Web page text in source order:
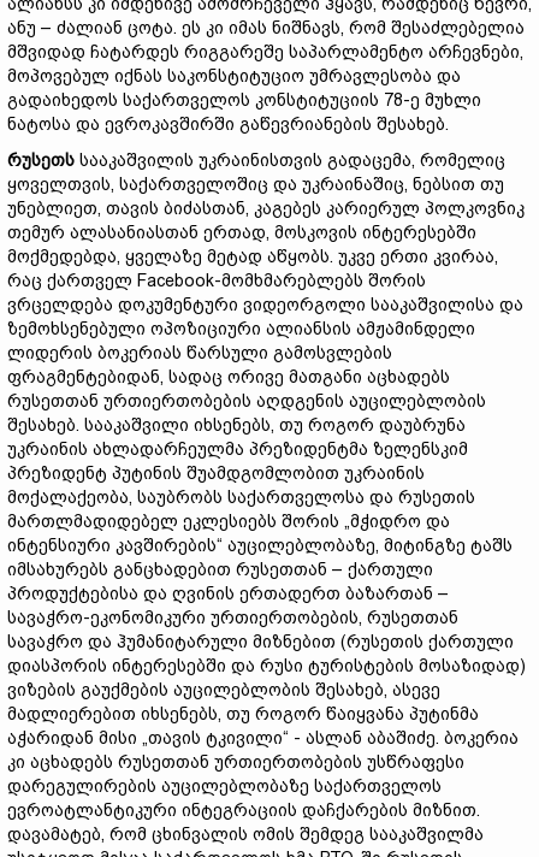
ანუ – ძალიან ცოტა. ეს კი იმას ნიშნავს, რომ შესაძლებელია
მშვიდად ჩატარდეს რიგგარეშე საპარლამენტო არჩევნები,
მოპოვებულ იქნას საკონსტიტუციო უმრავლესობა და
გადაიხედოს საქართველოს კონსტიტუციის 78-ე მუხლი
ნატოსა და ევროკავშირში გაწევრიანების შესახებ.
რუსეთს სააკაშვილის უკრაინისთვის გადაცემა, რომელიც
ყოველთვის, საქართველოშიც და უკრაინაშიც, ნებსით თუ
უნებლიეთ, თავის ბიძასთან, კაგებეს კარიერულ პოლკოვნიკ
თემურ ალასანიასთან ერთად, მოსკოვის ინტერესებში
მოქმედებდა, ყველაზე მეტად აწყობს. უკვე ერთი კვირაა,
რაც ქართველ Facebook-მომხმარებლებს შორის
ვრცელდება დოკუმენტური ვიდეორგოლი სააკაშვილისა და
ზემოხსენებული ოპოზიციური ალიანსის ამჟამინდელი
ლიდერის ბოკერიას წარსული გამოსვლების
ფრაგმენტებიდან, სადაც ორივე მათგანი აცხადებს
რუსეთთან ურთიერთობების აღდგენის აუცილებლობის
შესახებ. სააკაშვილი იხსენებს, თუ როგორ დაუბრუნა
უკრაინის ახლადარჩეულმა პრეზიდენტმა ზელენსკიმ
პრეზიდენტ პუტინის შუამდგომლობით უკრაინის
მოქალაქეობა, საუბრობს საქართველოსა და რუსეთის
მართლმადიდებელ ეკლესიებს შორის „მჭიდრო და
ინტენსიური კავშირების“ აუცილებლობაზე, მიტინგზე ტაშს
იმსახურებს განცხადებით რუსეთთან – ქართული
პროდუქტებისა და ღვინის ერთადერთ ბაზართან –
სავაჭრო-ეკონომიკური ურთიერთობების, რუსეთთან
სავაჭრო და ჰუმანიტარული მიზნებით (რუსეთის ქართული
დიასპორის ინტერესებში და რუსი ტურისტების მოსაზიდად)
ვიზების გაუქმების აუცილებლობის შესახებ, ასევე
მადლიერებით იხსენებს, თუ როგორ წაიყვანა პუტინმა
აჭარიდან მისი „თავის ტკივილი“ - ასლან აბაშიძე. ბოკერია
კი აცხადებს რუსეთთან ურთიერთობების უსწრაფესი
დარეგულირების აუცილებლობაზე საქართველოს
ევროატლანტიკური ინტეგრაციის დაჩქარების მიზნით.
დავამატებ, რომ ცხინვალის ომის შემდეგ სააკაშვილმა